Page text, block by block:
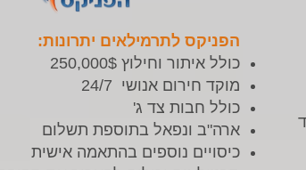
הפניקס לתרמילאים יתרונות:
כולל איתור וחילוץ 250,000$
מוקד חירום אנושי 24/7
כולל חבות צד ג'
ארה"ב ונפאל בתוספת תשלום
כיסויים נוספים בהתאמה אישית